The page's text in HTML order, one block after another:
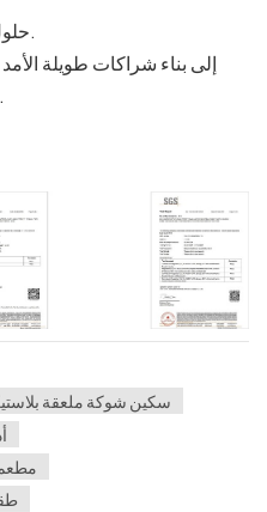
حلول مبتكرة وفعالة من حيث التكلفة.
عملائنا على أساس الربح المتبادل.
سكين شوكة ملعقة